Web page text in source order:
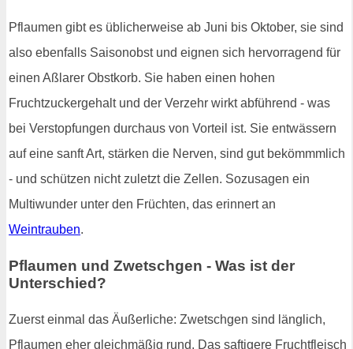
Pflaumen gibt es üblicherweise ab Juni bis Oktober, sie sind
also ebenfalls Saisonobst und eignen sich hervorragend für
einen Aßlarer Obstkorb. Sie haben einen hohen
Fruchtzuckergehalt und der Verzehr wirkt abführend - was
bei Verstopfungen durchaus von Vorteil ist. Sie entwässern
auf eine sanft Art, stärken die Nerven, sind gut bekömmmlich
- und schützen nicht zuletzt die Zellen. Sozusagen ein
Multiwunder unter den Früchten, das erinnert an
Weintrauben.
Pflaumen und Zwetschgen - Was ist der
Unterschied?
Zuerst einmal das Äußerliche: Zwetschgen sind länglich,
Pflaumen eher gleichmäßig rund. Das saftigere Fruchtfleisch